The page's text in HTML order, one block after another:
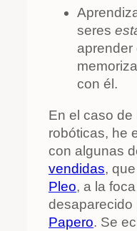
seres
aprender
con él.
En el caso
robóticas, he
con algunas
vendidas,
Pleo, a la foca
desaparecido
Papero. Se